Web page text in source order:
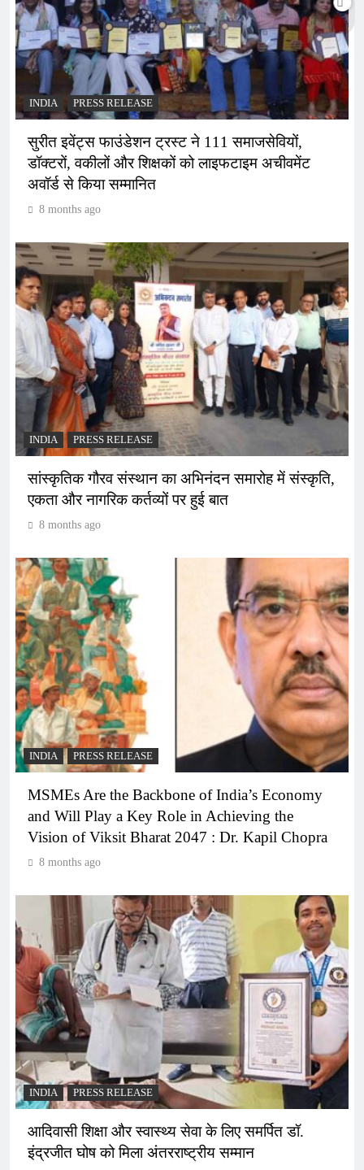
INDIA PRESS RELEASE
सुरीत इवेंट्स फाउंडेशन ट्रस्ट ने 111 समाजसेवियों,
डॉक्टरों, वकीलों और शिक्षकों को लाइफटाइम अचीवमेंट
अवॉर्ड से किया सम्मानित
8 months ago
INDIA PRESS RELEASE
सांस्कृतिक गौरव संस्थान का अभिनंदन समारोह में संस्कृति,
एकता और नागरिक कर्तव्यों पर हुई बात
8 months ago
INDIA PRESS RELEASE
MSMEs Are the Backbone of India’s Economy
and Will Play a Key Role in Achieving the
Vision of Viksit Bharat 2047 : Dr. Kapil Chopra
8 months ago
INDIA PRESS RELEASE
आदिवासी शिक्षा और स्वास्थ्य सेवा के लिए समर्पित डॉ.
इंद्रजीत घोष को मिला अंतरराष्ट्रीय सम्मान